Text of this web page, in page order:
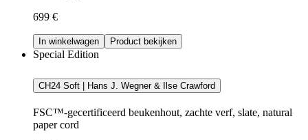
699 €
In winkelwagen Product bekijken
Special Edition
CH24 Soft | Hans J. Wegner & Ilse Crawford
FSC™-gecertificeerd beukenhout, zachte verf, slate, natural
paper cord